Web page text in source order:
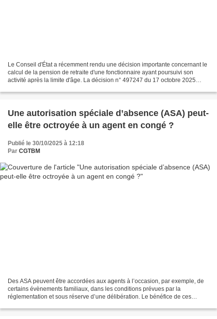
Le Conseil d'État a récemment rendu une décision importante concernant le
calcul de la pension de retraite d'une fonctionnaire ayant poursuivi son
activité après la limite d'âge. La décision n° 497247 du 17 octobre 2025
Une autorisation spéciale d’absence (ASA) peut-
elle être octroyée à un agent en congé ?
Publié le 30/10/2025 à 12:18
Par CGTBM
Des ASA peuvent être accordées aux agents à l’occasion, par exemple, de
certains évènements familiaux, dans les conditions prévues par la
réglementation et sous réserve d’une délibération. Le bénéfice de ces